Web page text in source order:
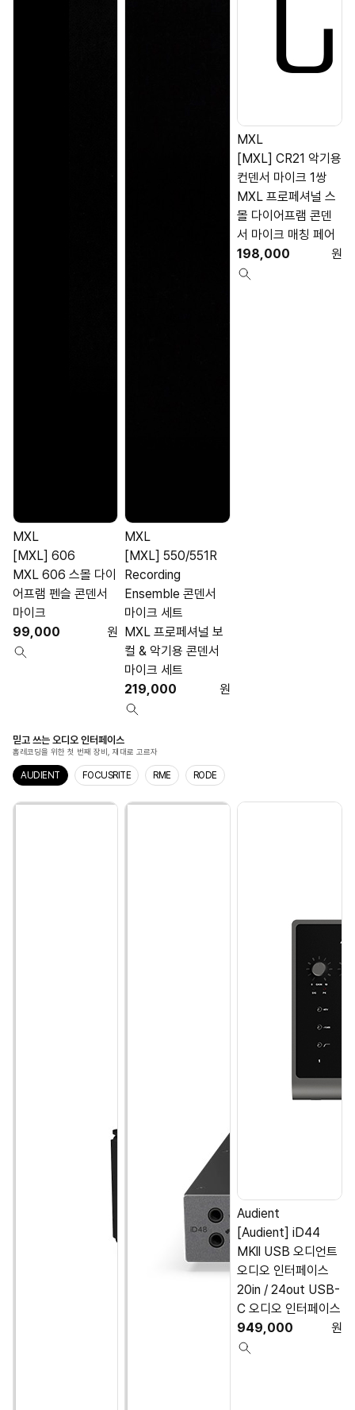
MXL
[MXL] 606
MXL 606 스몰 다이
어프램 펜슬 콘덴서
마이크
99,000
원
MXL
[MXL] 550/551R
Recording
Ensemble 콘덴서
마이크 세트
MXL 프로페셔널 보
컬 & 악기용 콘덴서
마이크 세트
219,000
원
MXL
[MXL] CR21 악기용
컨덴서 마이크 1쌍
MXL 프로페셔널 스
몰 다이어프램 콘덴
서 마이크 매칭 페어
198,000
원
믿고 쓰는 오디오 인터페이스
홈레코딩을 위한 첫 번째 장비, 재대로 고르자
AUDIENT FOCUSRITE RME RODE
Audient
[Audient] iD44
MKll USB 오디언트
오디오 인터페이스
20in / 24out USB-
C 오디오 인터페이스
949,000
원